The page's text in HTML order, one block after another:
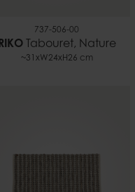
737-506-00
RIKOTabouret, Nature
~31xW24xH26 cm